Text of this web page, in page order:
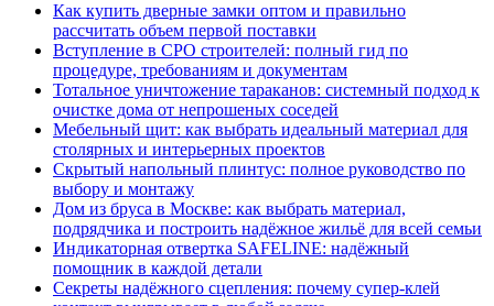
Как купить дверные замки оптом и правильно
рассчитать объем первой поставки
Вступление в СРО строителей: полный гид по
процедуре, требованиям и документам
Тотальное уничтожение тараканов: системный подход к
очистке дома от непрошеных соседей
Мебельный щит: как выбрать идеальный материал для
столярных и интерьерных проектов
Скрытый напольный плинтус: полное руководство по
выбору и монтажу
Дом из бруса в Москве: как выбрать материал,
подрядчика и построить надёжное жильё для всей семьи
Индикаторная отвертка SAFELINE: надёжный
помощник в каждой детали
Секреты надёжного сцепления: почему супер‑клей